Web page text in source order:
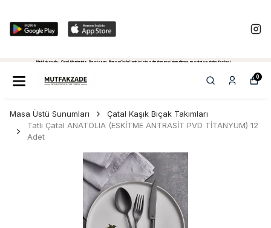
Mutfakzade - Özel Alanlariniz, Restoran, Bar ve Cafe'leriniz için sıfırdan projelendirme, montaj ve daha fazlasi...
0
Masa Üstü Sunumları
Çatal Kaşık Bıçak Takımları
Tatlı Çatal ANATOLIA (ESKİTME ANTRASİT PVD TİTANYUM) 12
Adet